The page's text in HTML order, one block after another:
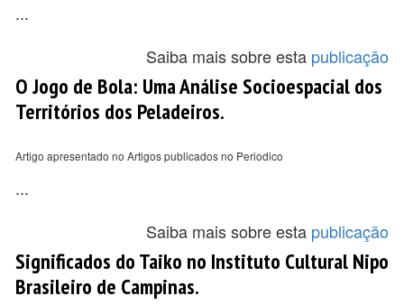
...
Saiba mais sobre esta publicação
O Jogo de Bola: Uma Análise Socioespacial dos
Territórios dos Peladeiros.
Artigo apresentado no Artigos publicados no Periodico
...
Saiba mais sobre esta publicação
Significados do Taiko no Instituto Cultural Nipo
Brasileiro de Campinas.